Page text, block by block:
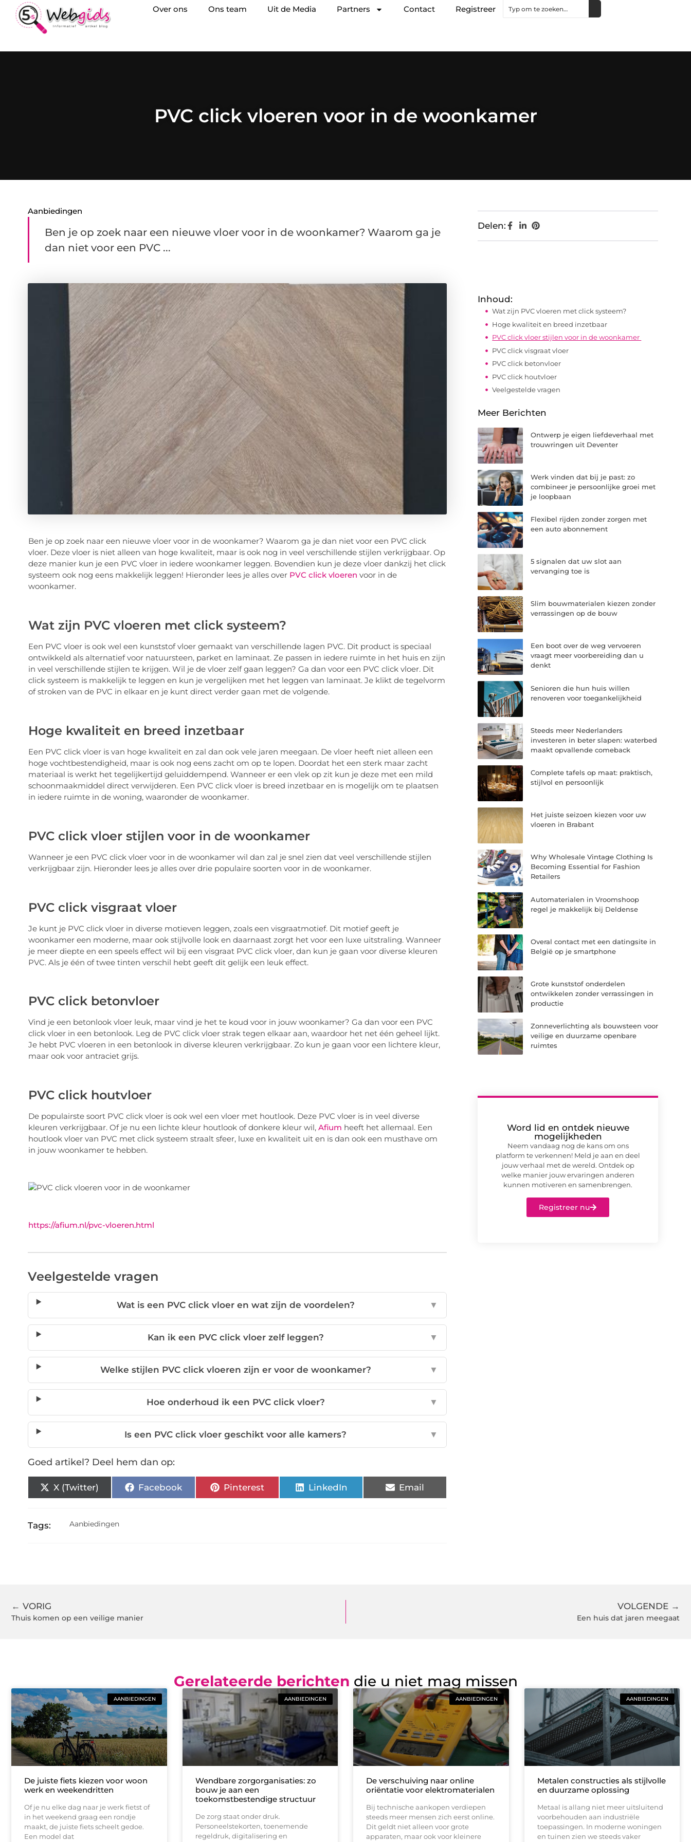
Over ons Ons team Uit de Media Partners Contact Registreer
PVC click vloeren voor in de woonkamer
Aanbiedingen
Ben je op zoek naar een nieuwe vloer voor in de woonkamer? Waarom ga je
dan niet voor een PVC ...
Ben je op zoek naar een nieuwe vloer voor in de woonkamer? Waarom ga je dan niet voor een PVC click
vloer. Deze vloer is niet alleen van hoge kwaliteit, maar is ook nog in veel verschillende stijlen verkrijgbaar. Op
deze manier kun je een PVC vloer in iedere woonkamer leggen. Bovendien kun je deze vloer dankzij het click
systeem ook nog eens makkelijk leggen! Hieronder lees je alles over PVC click vloeren voor in de
woonkamer.
Wat zijn PVC vloeren met click systeem?
Een PVC vloer is ook wel een kunststof vloer gemaakt van verschillende lagen PVC. Dit product is speciaal
ontwikkeld als alternatief voor natuursteen, parket en laminaat. Ze passen in iedere ruimte in het huis en zijn
in veel verschillende stijlen te krijgen. Wil je de vloer zelf gaan leggen? Ga dan voor een PVC click vloer. Dit
click systeem is makkelijk te leggen en kun je vergelijken met het leggen van laminaat. Je klikt de tegelvorm
of stroken van de PVC in elkaar en je kunt direct verder gaan met de volgende.
Hoge kwaliteit en breed inzetbaar
Een PVC click vloer is van hoge kwaliteit en zal dan ook vele jaren meegaan. De vloer heeft niet alleen een
hoge vochtbestendigheid, maar is ook nog eens zacht om op te lopen. Doordat het een sterk maar zacht
materiaal is werkt het tegelijkertijd geluiddempend. Wanneer er een vlek op zit kun je deze met een mild
schoonmaakmiddel direct verwijderen. Een PVC click vloer is breed inzetbaar en is mogelijk om te plaatsen
in iedere ruimte in de woning, waaronder de woonkamer.
PVC click vloer stijlen voor in de woonkamer
Wanneer je een PVC click vloer voor in de woonkamer wil dan zal je snel zien dat veel verschillende stijlen
verkrijgbaar zijn. Hieronder lees je alles over drie populaire soorten voor in de woonkamer.
PVC click visgraat vloer
Je kunt je PVC click vloer in diverse motieven leggen, zoals een visgraatmotief. Dit motief geeft je
woonkamer een moderne, maar ook stijlvolle look en daarnaast zorgt het voor een luxe uitstraling. Wanneer
je meer diepte en een speels effect wil bij een visgraat PVC click vloer, dan kun je gaan voor diverse kleuren
PVC. Als je één of twee tinten verschil hebt geeft dit gelijk een leuk effect.
PVC click betonvloer
Vind je een betonlook vloer leuk, maar vind je het te koud voor in jouw woonkamer? Ga dan voor een PVC
click vloer in een betonlook. Leg de PVC click vloer strak tegen elkaar aan, waardoor het net één geheel lijkt.
Je hebt PVC vloeren in een betonlook in diverse kleuren verkrijgbaar. Zo kun je gaan voor een lichtere kleur,
maar ook voor antraciet grijs.
PVC click houtvloer
De populairste soort PVC click vloer is ook wel een vloer met houtlook. Deze PVC vloer is in veel diverse
kleuren verkrijgbaar. Of je nu een lichte kleur houtlook of donkere kleur wil, Afium heeft het allemaal. Een
houtlook vloer van PVC met click systeem straalt sfeer, luxe en kwaliteit uit en is dan ook een musthave om
in jouw woonkamer te hebben.
https://afium.nl/pvc-vloeren.html
Veelgestelde vragen
Wat is een PVC click vloer en wat zijn de voordelen? ▼
Kan ik een PVC click vloer zelf leggen? ▼
Welke stijlen PVC click vloeren zijn er voor de woonkamer? ▼
Hoe onderhoud ik een PVC click vloer? ▼
Is een PVC click vloer geschikt voor alle kamers? ▼
Goed artikel? Deel hem dan op:
X (Twitter) Facebook Pinterest LinkedIn Email
Tags: Aanbiedingen
Delen:
Inhoud:
Wat zijn PVC vloeren met click systeem?
Hoge kwaliteit en breed inzetbaar
PVC click vloer stijlen voor in de woonkamer
PVC click visgraat vloer
PVC click betonvloer
PVC click houtvloer
Veelgestelde vragen
Meer Berichten
Ontwerp je eigen liefdeverhaal met
trouwringen uit Deventer
Werk vinden dat bij je past: zo
combineer je persoonlijke groei met
je loopbaan
Flexibel rijden zonder zorgen met
een auto abonnement
5 signalen dat uw slot aan
vervanging toe is
Slim bouwmaterialen kiezen zonder
verrassingen op de bouw
Een boot over de weg vervoeren
vraagt meer voorbereiding dan u
denkt
Senioren die hun huis willen
renoveren voor toegankelijkheid
Steeds meer Nederlanders
investeren in beter slapen: waterbed
maakt opvallende comeback
Complete tafels op maat: praktisch,
stijlvol en persoonlijk
Het juiste seizoen kiezen voor uw
vloeren in Brabant
Why Wholesale Vintage Clothing Is
Becoming Essential for Fashion
Retailers
Automaterialen in Vroomshoop
regel je makkelijk bij Deldense
Overal contact met een datingsite in
België op je smartphone
Grote kunststof onderdelen
ontwikkelen zonder verrassingen in
productie
Zonneverlichting als bouwsteen voor
veilige en duurzame openbare
ruimtes
Word lid en ontdek nieuwe
mogelijkheden
Neem vandaag nog de kans om ons
platform te verkennen! Meld je aan en deel
jouw verhaal met de wereld. Ontdek op
welke manier jouw ervaringen anderen
kunnen motiveren en samenbrengen.
Registreer nu
← VORIG
Thuis komen op een veilige manier
VOLGENDE →
Een huis dat jaren meegaat
Gerelateerde berichten die u niet mag missen
AANBIEDINGEN
De juiste fiets kiezen voor woon
werk en weekendritten
Of je nu elke dag naar je werk fietst of
in het weekend graag een rondje
maakt, de juiste fiets scheelt gedoe.
Een model dat
AANBIEDINGEN
Wendbare zorgorganisaties: zo
bouw je aan een
toekomstbestendige structuur
De zorg staat onder druk.
Personeelstekorten, toenemende
regeldruk, digitalisering en
AANBIEDINGEN
De verschuiving naar online
oriëntatie voor elektromaterialen
Bij technische aankopen verdiepen
steeds meer mensen zich eerst online.
Dit geldt niet alleen voor grote
apparaten, maar ook voor kleinere
AANBIEDINGEN
Metalen constructies als stijlvolle
en duurzame oplossing
Metaal is allang niet meer uitsluitend
voorbehouden aan industriële
toepassingen. In moderne woningen
en tuinen zien we steeds vaker